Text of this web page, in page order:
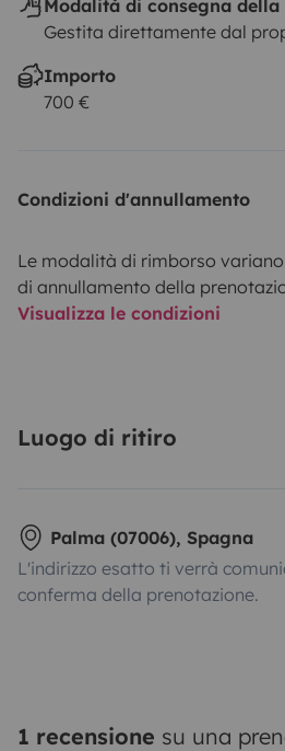
Modalità di consegna della
Gestita direttamente dal
Importo
700 €
Condizioni d'annullamento
Le modalità di rimborso
di annullamento della
Visualizza le condizioni
Luogo di ritiro
Palma (07006), Spagna
L'indirizzo esatto ti verrà
conferma della prenotazione.
1 recensione su una